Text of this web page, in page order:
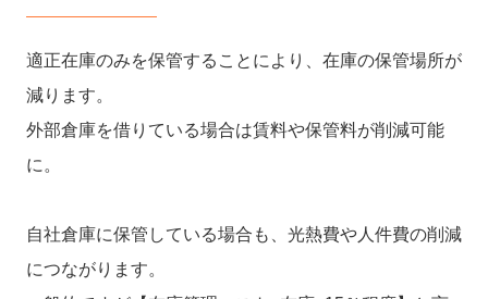
適正在庫のみを保管することにより、在庫の保管場所が
減ります。
外部倉庫を借りている場合は賃料や保管料が削減可能
に。
自社倉庫に保管している場合も、光熱費や人件費の削減
につながります。